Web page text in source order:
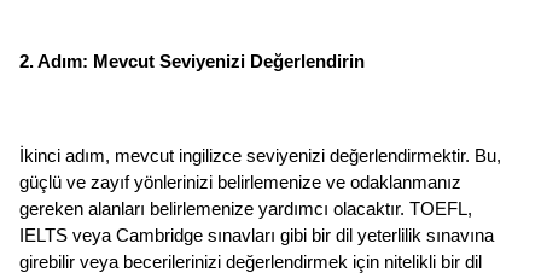
2. Adım: Mevcut Seviyenizi Değerlendirin
İkinci adım, mevcut ingilizce seviyenizi değerlendirmektir. Bu,
güçlü ve zayıf yönlerinizi belirlemenize ve odaklanmanız
gereken alanları belirlemenize yardımcı olacaktır. TOEFL,
IELTS veya Cambridge sınavları gibi bir dil yeterlilik sınavına
girebilir veya becerilerinizi değerlendirmek için nitelikli bir dil